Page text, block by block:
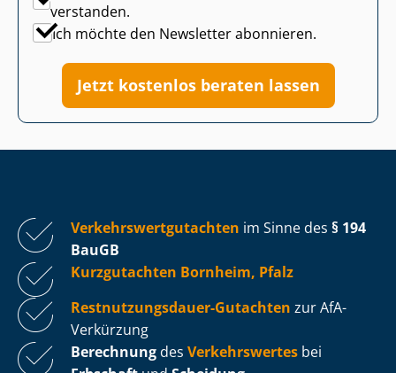
verstanden.
Ich möchte den Newsletter abonnieren.
Jetzt kostenlos beraten lassen
Ver­kehrs­wert­gut­ach­ten im Sinne des § 194
BauGB
Kurzgutachten Bornheim, Pfalz
Rest­nut­zungs­dau­er-Gutachten zur AfA-
Verkürzung
Berechnung des Verkehrswertes bei